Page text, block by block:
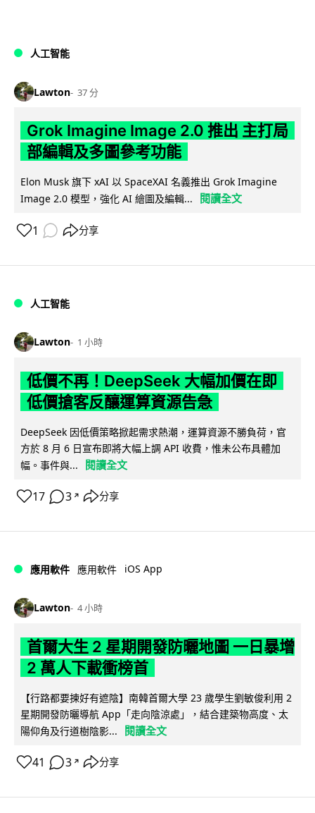
人工智能
Lawton 37 分
Grok Imagine Image 2.0 推出 主打局
部編輯及多圖參考功能
Elon Musk 旗下 xAI 以 SpaceXAI 名義推出 Grok Imagine
Image 2.0 模型，強化 AI 繪圖及編輯...
閱讀全文
1 分享
人工智能
Lawton 1 小時
低價不再！DeepSeek 大幅加價在即
低價搶客反釀運算資源告急
DeepSeek 因低價策略掀起需求熱潮，運算資源不勝負荷，官
方於 8 月 6 日宣布即將大幅上調 API 收費，惟未公布具體加
幅。事件與...
閱讀全文
17 3 ↗ 分享
應用軟件 應用軟件 iOS App
Lawton 4 小時
首爾大生 2 星期開發防曬地圖 一日暴增
2 萬人下載衝榜首
【行路都要揀好有遮陰】南韓首爾大學 23 歲學生劉敏俊利用 2
星期開發防曬導航 App「走向陰涼處」，結合建築物高度、太
陽仰角及行道樹陰影...
閱讀全文
41 3 ↗ 分享